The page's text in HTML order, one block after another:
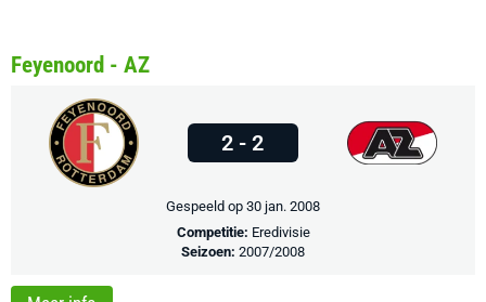
Feyenoord - AZ
2 - 2
Gespeeld op 30 jan. 2008
Competitie: Eredivisie
Seizoen: 2007/2008